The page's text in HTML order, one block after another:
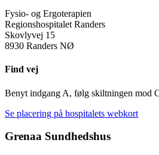
Fysio- og Ergoterapien
Regionshospitalet Randers
Skovlyvej 15
8930 Randers NØ
Find vej
Benyt indgang A, følg skiltningen mod
Se placering på hospitalets webkort
Grenaa Sundhedshus